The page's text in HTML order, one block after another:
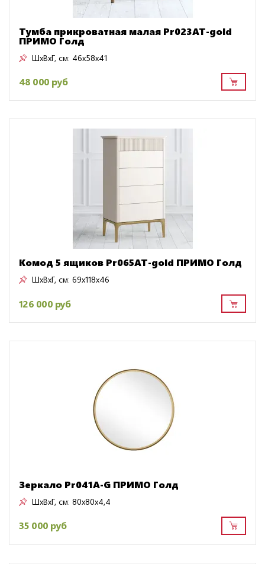
Тумба прикроватная малая Pr023AT-gold
ПРИМО Голд
ШxВxГ, см: 46x58x41
48 000 руб
Комод 5 ящиков Pr065AT-gold ПРИМО Голд
ШxВxГ, см: 69x118x46
126 000 руб
Зеркало Pr041A-G ПРИМО Голд
ШxВxГ, см: 80x80x4,4
35 000 руб